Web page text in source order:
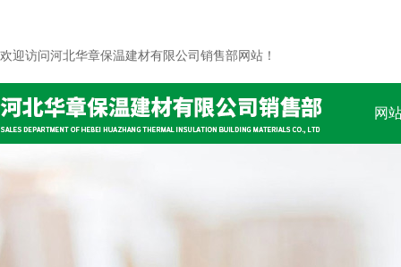
欢迎访问河北华章保温建材有限公司销售部网站！
网